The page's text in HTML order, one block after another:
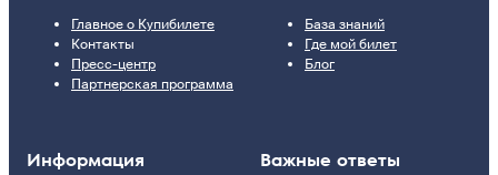
Главное о Купибилете
Контакты
Пресс-центр
Партнерская программа
База знаний
Где мой билет
Блог
Информация Важные ответы